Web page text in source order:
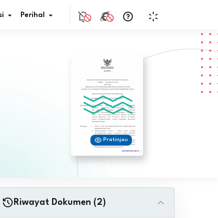
JDIH
Perihal
Pratinjau
Riwayat Dokumen (2)